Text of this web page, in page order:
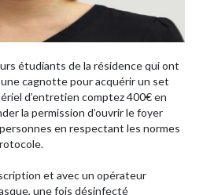
étudiants de la résidence qui ont
cagnotte pour acquérir un set
d’entretien comptez 400€ en
la permission d’ouvrir le foyer
en respectant les normes
et avec un opérateur
une fois désinfecté